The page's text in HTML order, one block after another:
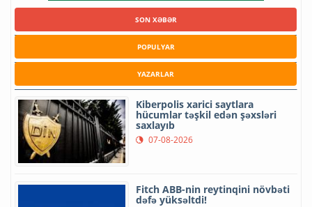
SON XƏBƏR
POPULYAR
YAZARLAR
Kiberpolis xarici saytlara
hücumlar təşkil edən şəxsləri
saxlayıb
07-08-2026
Fitch ABB-nin reytinqini növbəti
dəfə yüksəltdi!